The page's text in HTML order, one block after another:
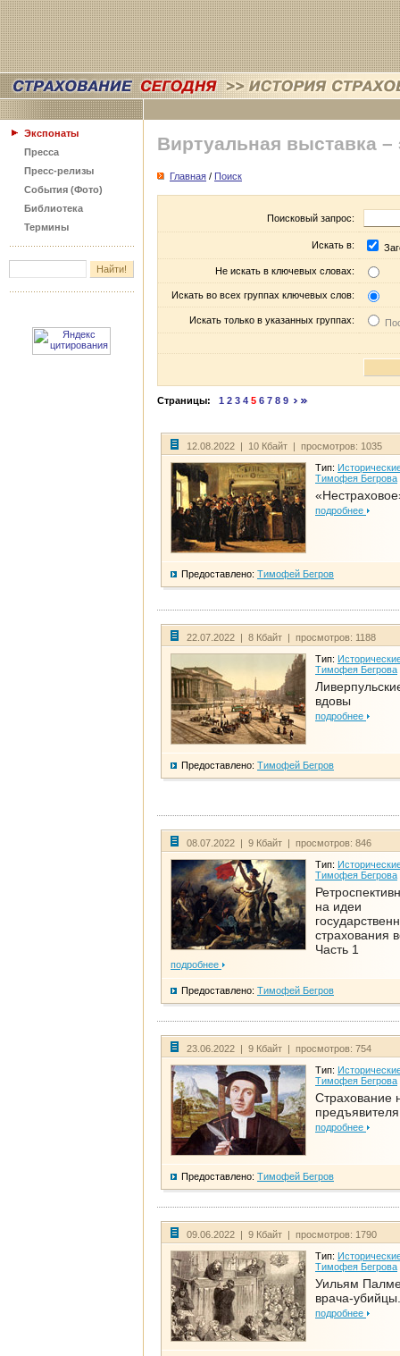
Экспонаты
Пресса
Пресс-релизы
События (Фото)
Библиотека
Термины
Виртуальная выставка –
Главная / Поиск
Поисковый запрос:
Искать в:
Не искать в ключевых словах:
Искать во всех группах ключевых слов:
Искать только в указанных группах:
Страницы: 1 2 3 4 5 6 7 8 9
12.08.2022 | 10 Кбайт | просмотров: 1035
Тип:
Тимофея Бегрова
подробнее
Предоставлено: Тимофей Бегров
22.07.2022 | 8 Кбайт | просмотров: 1188
Тип:
Тимофея Бегрова
вдовы
подробнее
Предоставлено: Тимофей Бегров
08.07.2022 | 9 Кбайт | просмотров: 846
Тип:
Тимофея Бегрова
на идеи
страхования
Часть 1
подробнее
Предоставлено: Тимофей Бегров
23.06.2022 | 9 Кбайт | просмотров: 754
Тип:
Тимофея Бегрова
Страхование
предъявителя
подробнее
Предоставлено: Тимофей Бегров
09.06.2022 | 9 Кбайт | просмотров: 1790
Тип:
Тимофея Бегрова
Уильям
врача-
подробнее